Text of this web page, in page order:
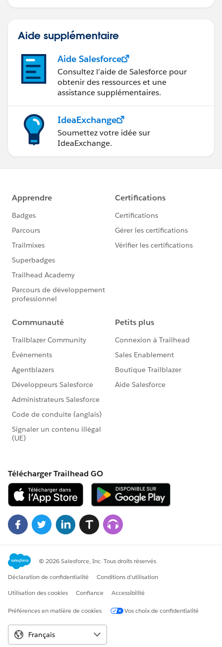
Aide supplémentaire
Aide Salesforce
Consultez l’aide de Salesforce pour
obtenir des ressources et une
assistance supplémentaires.
IdeaExchange
Soumettez votre idée sur
IdeaExchange.